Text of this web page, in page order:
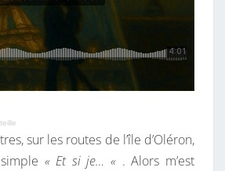
sur les routes de l’île d’Oléron,
« Et si je… « . Alors m’est